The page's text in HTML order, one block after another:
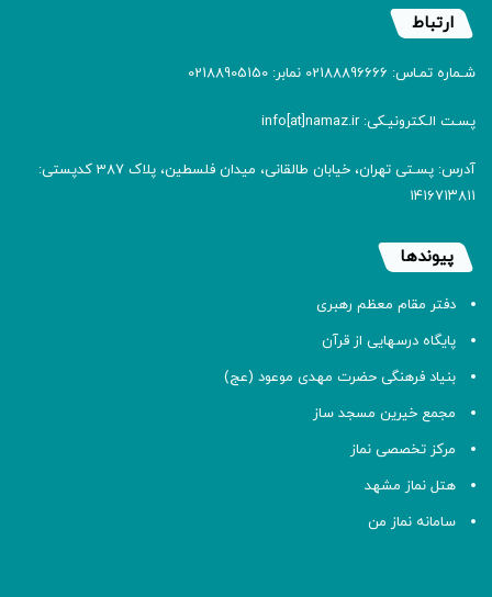
ارتباط
شـماره تمـاس: 02188896666 نمابر: 02188905150
پسـت الـکترونیـکی: info[at]namaz.ir
آدرس: پسـتی تهران، خیابان طالقانی، میدان فلسطین، پلاک 387 کدپستی:
۱۴۱۶۷۱۳۸۱۱
پیوندها
دفتر مقام معظم رهبری
پایگاه درسهایی از قرآن
بنیاد فرهنگی حضرت مهدی موعود (عج)
مجمع خیرین مسجد ساز
مرکز تخصصی نماز
هتل نماز مشهد
سامانه نماز من